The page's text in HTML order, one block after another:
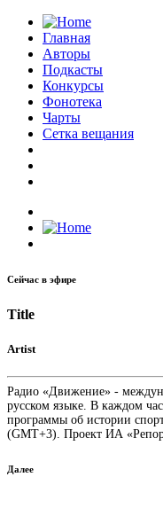
Главная
Авторы
Подкасты
Конкурсы
Фонотека
Чарты
Сетка вещания
Сейчас в эфире
Title
Artist
Радио «Движение» -
русском языке. В каждом
программы об истории
(GMT+3). Проект ИА
Далее